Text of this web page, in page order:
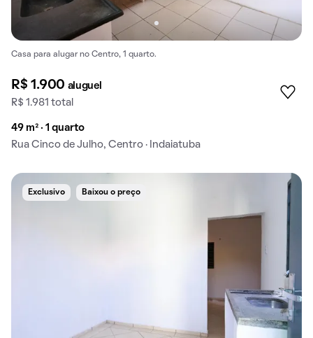
Casa para alugar no Centro, 1 quarto.
R$ 1.900 aluguel
R$ 1.981 total
49 m² · 1 quarto
Rua Cinco de Julho, Centro · Indaiatuba
Exclusivo Baixou o preço